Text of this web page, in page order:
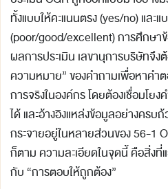
ทั้งแบบให้คะแนนตรง (yes/no) และ
(poor/good/excellent) การศึกษา
ผลการประเมิน เลขานุการบริษัทจึ
ความหมาย” ของคำถามเพื่อหาคำ
การจริงในองค์กร โดยต้องเชื่อมโ
ได้ และอ้างอิงแหล่งข้อมูลอย่างครบ
กระจายอยู่ในหลายส่วนของ 56-1
ก็ตาม ความละเอียดในจุดนี้ คือสิ่งที่
กับ “การตอบให้ถูกต้อง”